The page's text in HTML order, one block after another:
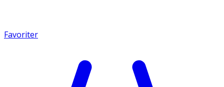
Favoriter